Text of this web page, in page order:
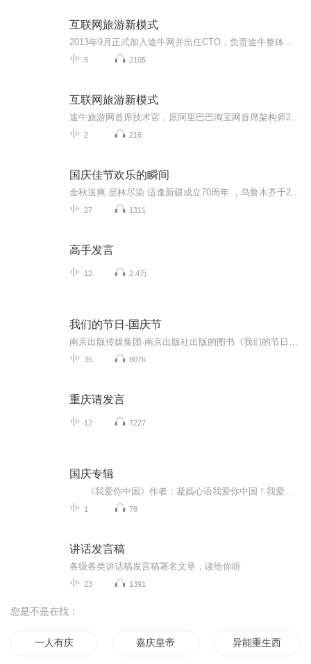
互联网旅游新模式
5 2105
互联网旅游新模式
2 216
国庆佳节欢乐的瞬间
27 1311
高手发言
12 2.4万
我们的节日-国庆节
35 8076
重庆请发言
12 7227
国庆专辑
1 78
讲话发言稿
各级各类讲话稿发言稿署名文章，读给你听
23 1391
您是不是在找：
一人有庆 嘉庆皇帝 异能重生西门庆